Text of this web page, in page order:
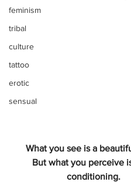
feminism
tribal
culture
tattoo
erotic
sensual
What you see is a
But what you perceive
conditioning.